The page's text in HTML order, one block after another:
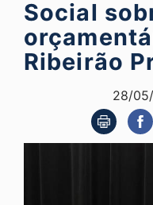
Social
Ribeirão
28/